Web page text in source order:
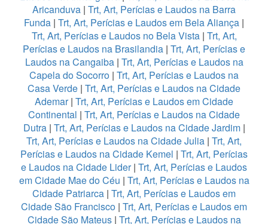
Aricanduva | Trt, Art, Perícias e Laudos na Barra
Funda | Trt, Art, Perícias e Laudos em Bela Aliança |
Trt, Art, Perícias e Laudos no Bela Vista| Trt, Art,
Perícias e Laudos na Brasilandia | Trt, Art, Perícias e
Laudos na Cangaiba| Trt, Art, Perícias e Laudos na
Capela do Socorro | Trt, Art, Perícias e Laudos na
Casa Verde | Trt, Art, Perícias e Laudos na Cidade
Ademar| Trt, Art, Perícias e Laudos em Cidade
Continental | Trt, Art, Perícias e Laudos na Cidade
Dutra | Trt, Art, Perícias e Laudos na Cidade Jardim|
Trt, Art, Perícias e Laudos na Cidade Julia | Trt, Art,
Perícias e Laudos na Cidade Kemel | Trt, Art, Perícias
e Laudos na Cidade Lider| Trt, Art, Perícias e Laudos
em Cidade Mae do Céu | Trt, Art, Perícias e Laudos na
Cidade Patriarca | Trt, Art, Perícias e Laudos em
Cidade São Francisco | Trt, Art, Perícias e Laudos em
Cidade São Mateus| Trt, Art, Perícias e Laudos na